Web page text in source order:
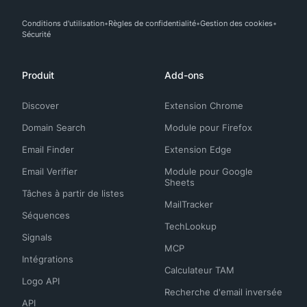
Conditions d'utilisation Règles de confidentialité Gestion des cookies
Sécurité
Produit
Discover
Domain Search
Email Finder
Email Verifier
Tâches à partir de listes
Séquences
Signals
Intégrations
Logo API
API
Add-ons
Extension Chrome
Module pour Firefox
Extension Edge
Module pour Google
Sheets
MailTracker
TechLookup
MCP
Calculateur TAM
Recherche d'email inversée